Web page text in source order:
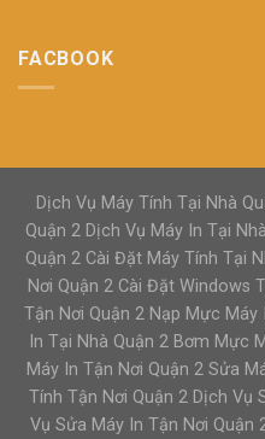
FACBOOK
Dịch Vụ Máy Tính Tại Nhà
Quận 2 Dịch Vụ Máy In Tại
Quận 2 Cài Đặt Máy Tính Tại
Nơi Quận 2 Cài Đặt Windows
Tận Nơi Quận 2 Nạp Mực
In Tại Nhà Quận 2 Bơm Mực
Máy In Tận Nơi Quận 2 Sửa
Tính Tận Nơi Quận 2 Dịch Vụ
Vụ Sửa Máy In Tận Nơi Quận